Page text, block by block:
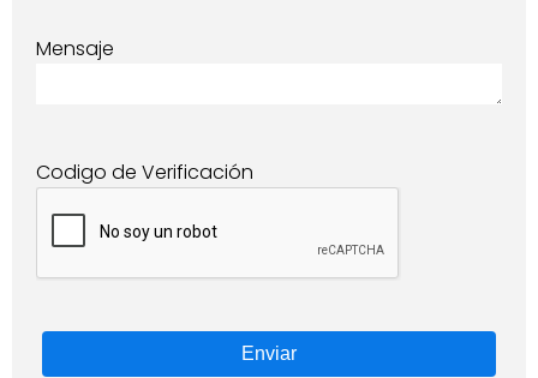
Mensaje
Codigo de Verificación
Enviar